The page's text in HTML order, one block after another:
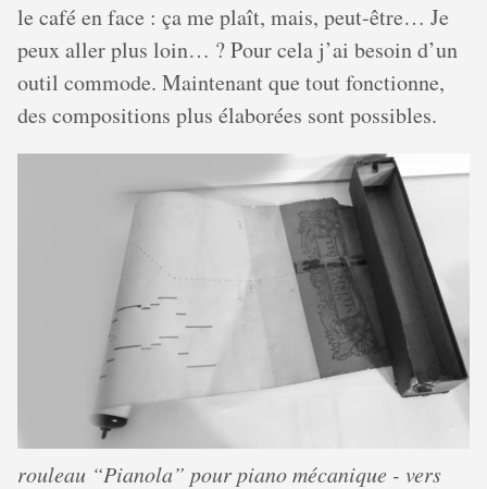
le café en face : ça me plaît, mais, peut-être… Je
peux aller plus loin… ? Pour cela j’ai besoin d’un
outil commode. Maintenant que tout fonctionne,
des compositions plus élaborées sont possibles.
rouleau “Pianola” pour piano mécanique - vers